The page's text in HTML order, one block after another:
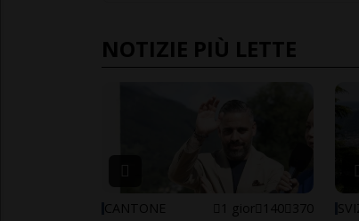
NOTIZIE PIÙ LETTE
CANTONE 1 gior 140 370